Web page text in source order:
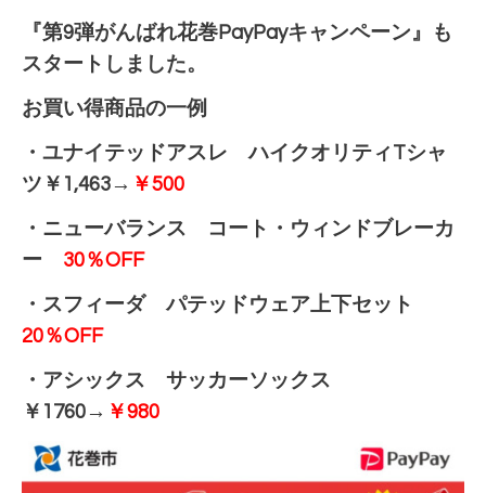
『第9弾がんばれ花巻PayPayキャンペーン』も
スタートしました。
お買い得商品の一例
・ユナイテッドアスレ ハイクオリティTシャ
ツ￥1,463→ ￥500
・ニューバランス コート・ウィンドブレーカ
ー 30％OFF
・スフィーダ パテッドウェア上下セット
20％OFF
・アシックス サッカーソックス
￥1760→ ￥980